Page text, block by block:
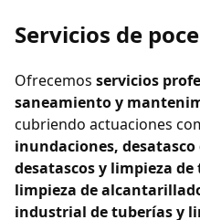
Servicios de
Ofrecemos servicios
saneamiento y
cubriendo actuaciones
inundaciones,
desatascos y limpieza
limpieza de
industrial de tuberías y